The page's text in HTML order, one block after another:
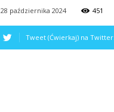
28 października 2024 451
Tweet (Ćwierkaj) na